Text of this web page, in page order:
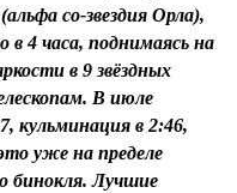
со-звездия Орла),
в 4 часа, поднимаясь на
в 9 звёздных
В июле
кульминация в 2:46,
уже на пределе
бинокля. Лучшие